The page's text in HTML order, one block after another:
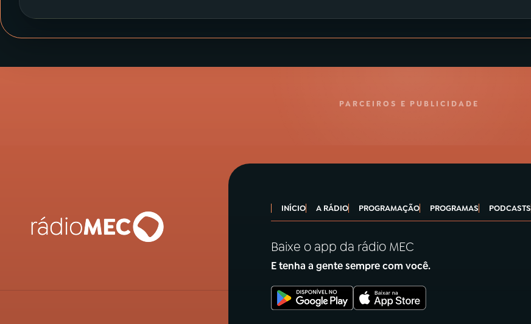
PARCEIROS E PUBLICIDADE
INÍCIO A RÁDIO PROGRAMAÇÃO PROGRAMAS PODCASTS
Baixe o app da rádio MEC
E tenha a gente sempre com você.